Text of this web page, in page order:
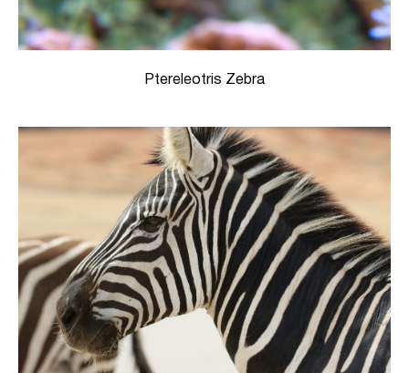
Ptereleotris Zebra